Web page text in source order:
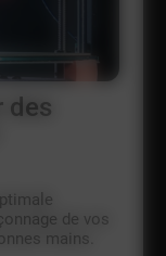
des
de vos
mains.